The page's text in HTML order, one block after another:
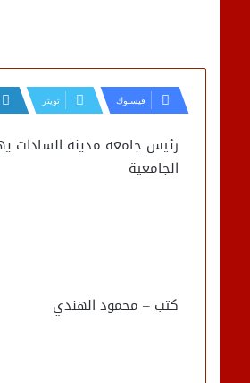
فيسبوك تويتر
رئيس جامعة مدينة السادات
الجامعية
كتب – محمود الهندي